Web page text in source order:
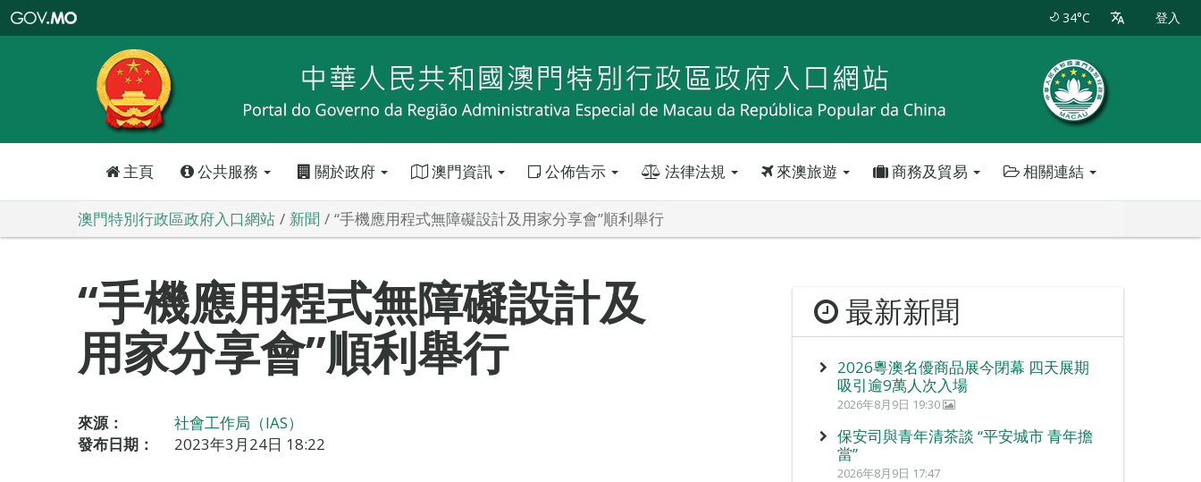
特
政
區
政
口
34°C 登入
主頁 公共服務 關於政府 澳門資訊 公佈告示 法律法規 來澳旅遊 商務及貿易 相關連結
澳門特別行政區政府入口網站 新聞 “手機應用程式無障礙設計及用家分享會”順利舉行
“手機應用程式無障礙設計及
用家分享會”順利舉行
來源：
社會工作局（IAS）
發布日期：
2023年3月24日 18:22
最新新聞
2026粵澳名優商品展今閉幕 四天展期
吸引逾9萬人次入場
2026年8月9日 19:30
保安司與青年清茶談 “平安城市 青年擔
當”
2026年8月9日 17:47